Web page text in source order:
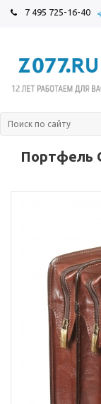
7 495 725-16-40
Портфель